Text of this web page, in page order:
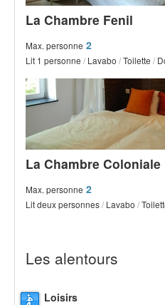
La Chambre Fenil
Max. personne 2
Lit 1 personne / Lavabo /Toilette /
La Chambre Coloniale
Max. personne 2
Lit deux personnes/ Lavabo /
Les alentours
Loisirs